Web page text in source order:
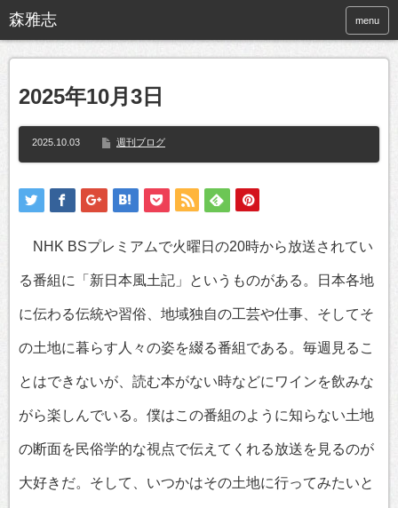
menu
2025年10月3日
2025.10.03 週刊ブログ
NHK BSプレミアムで火曜日の20時から放送されてい
る番組に「新日本風土記」というものがある。日本各地
に伝わる伝統や習俗、地域独自の工芸や仕事、そしてそ
の土地に暮らす人々の姿を綴る番組である。毎週見るこ
とはできないが、読む本がない時などにワインを飲みな
がら楽しんでいる。僕はこの番組のように知らない土地
の断面を民俗学的な視点で伝えてくれる放送を見るのが
大好きだ。そして、いつかはその土地に行ってみたいと